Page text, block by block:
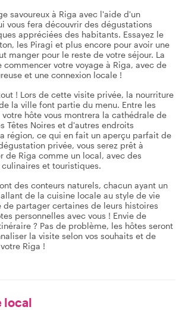
savoureux à Riga avec l'aide d'un
vous fera découvrir des dégustations
appréciées des habitants. Essayez le
les Piragi et plus encore pour avoir une
manger pour le reste de votre séjour. La
commencer votre voyage à Riga, avec de
et une connexion locale !
! Lors de cette visite privée, la nourriture
la ville font partie du menu. Entre les
hôte vous montrera la cathédrale de
Têtes Noires et d'autres endroits
région, ce qui en fait un aperçu parfait de
privée, vous serez prêt à
de Riga comme un local, avec des
et touristiques.
des conteurs naturels, chacun ayant un
de la cuisine locale au style de vie
de partager certaines de leurs histoires
personnelles avec vous ! Envie de
? Pas de problème, les hôtes seront
la visite selon vos souhaits et de
Riga !
local